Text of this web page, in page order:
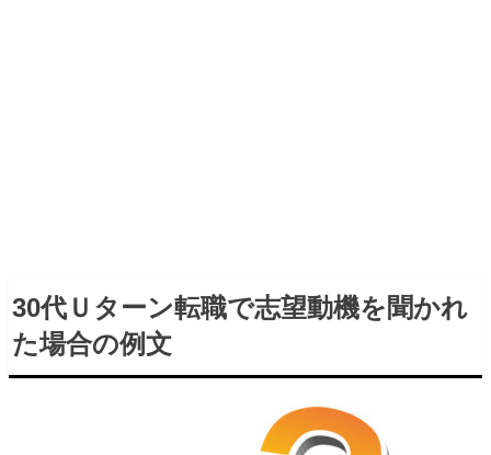
30代Ｕターン転職で志望動機を聞かれ
た場合の例文